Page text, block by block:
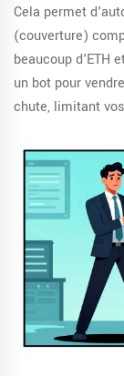
Cela permet
(couverture)
beaucoup d'ETH
un bot pour
chute, limitant